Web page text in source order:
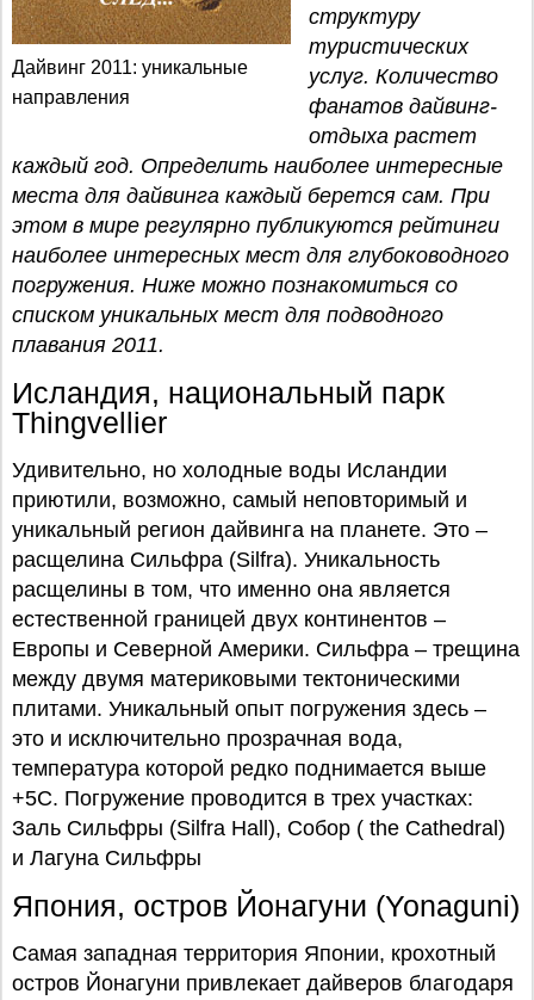
Дайвинг 2011: уникальные
направления
структуру
туристических
услуг. Количество
фанатов дайвинг-
отдыха растет
каждый год. Определить наиболее интересные
места для дайвинга каждый берется сам. При
этом в мире регулярно публикуются рейтинги
наиболее интересных мест для глубоководного
погружения. Ниже можно познакомиться со
списком уникальных мест для подводного
плавания 2011.
Исландия, национальный парк
Thingvellier
Удивительно, но холодные воды Исландии
приютили, возможно, самый неповторимый и
уникальный регион дайвинга на планете. Это –
расщелина Сильфра (Silfra). Уникальность
расщелины в том, что именно она является
естественной границей двух континентов –
Европы и Северной Америки. Сильфра – трещина
между двумя материковыми тектоническими
плитами. Уникальный опыт погружения здесь –
это и исключительно прозрачная вода,
температура которой редко поднимается выше
+5С. Погружение проводится в трех участках:
Заль Сильфры (Silfra Hall), Собор ( the Cathedral)
и Лагуна Сильфры
Япония, остров Йонагуни (Yonaguni)
Самая западная территория Японии, крохотный
остров Йонагуни привлекает дайверов благодаря